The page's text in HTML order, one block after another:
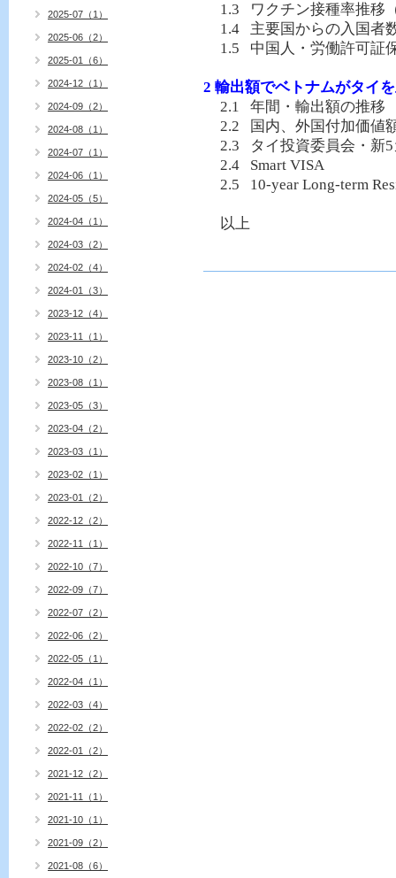
1.3
ワクチン接種率推移
1.4
主要国からの入国者
1.5
中国人・労働許可証
2 輸出額でベトナムがタイ
2.1
年間・輸出額の推移
2.2
国内、外国付加価値
2.3
タイ投資委員会・新5
2.4
Smart VISA
2.5
10-year Long-term
以上
2025-07（1）
2025-06（2）
2025-01（6）
2024-12（1）
2024-09（2）
2024-08（1）
2024-07（1）
2024-06（1）
2024-05（5）
2024-04（1）
2024-03（2）
2024-02（4）
2024-01（3）
2023-12（4）
2023-11（1）
2023-10（2）
2023-08（1）
2023-05（3）
2023-04（2）
2023-03（1）
2023-02（1）
2023-01（2）
2022-12（2）
2022-11（1）
2022-10（7）
2022-09（7）
2022-07（2）
2022-06（2）
2022-05（1）
2022-04（1）
2022-03（4）
2022-02（2）
2022-01（2）
2021-12（2）
2021-11（1）
2021-10（1）
2021-09（2）
2021-08（6）